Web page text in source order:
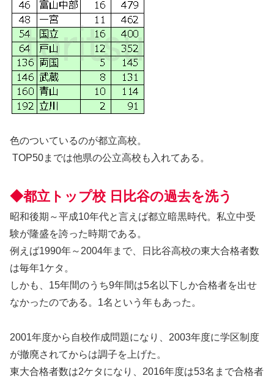
色のついているのが都立高校。
TOP50までは他県の公立高校も入れてある。
◆都立トップ校 日比谷の過去を洗う
昭和後期～平成10年代と言えば都立暗黒時代。私立中受
験が隆盛を誇った時期である。
例えば1990年～2004年まで、日比谷高校の東大合格者数
は毎年1ケタ。
しかも、15年間のうち9年間は5名以下しか合格者を出せ
なかったのである。1名という年もあった。
2001年度から自校作成問題になり、2003年度に学区制度
が撤廃されてからは調子を上げた。
東大合格者数は2ケタになり、2016年度は53名まで合格者